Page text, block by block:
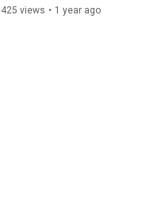
します！まゆりなクリニック
425 views • 1 year ago